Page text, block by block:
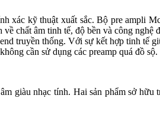
xác kỹ thuật xuất sắc. Bộ pre ampli
chất âm tinh tế, độ bền và công nghệ
truyền thống. Với sự kết hợp tinh tế
cần sử dụng các preamp quá đồ sộ.
giàu nhạc tính. Hai sản phẩm sở hữu